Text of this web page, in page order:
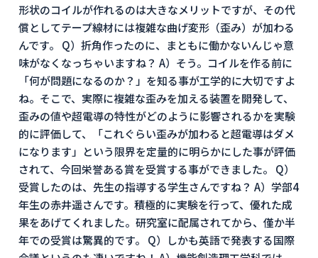
形状のコイルが作れるのは大きなメリットですが、その代
償としてテープ線材には複雑な曲げ変形（歪み）が加わる
んです。 Q）折角作ったのに、まともに働かないんじゃ意
味がなくなっちゃいますね？ A）そう。コイルを作る前に
「何が問題になるのか？」を知る事が工学的に大切ですよ
ね。そこで、実際に複雑な歪みを加える装置を開発して、
歪みの値や超電導の特性がどのように影響されるかを実験
的に評価して、「これぐらい歪みが加わると超電導はダメ
になります」という限界を定量的に明らかにした事が評価
されて、今回栄誉ある賞を受賞する事ができました。 Q）
受賞したのは、先生の指導する学生さんですね？ A）学部4
年生の赤井遥さんです。積極的に実験を行って、優れた成
果をあげてくれました。研究室に配属されてから、僅か半
年での受賞は驚異的です。 Q）しかも英語で発表する国際